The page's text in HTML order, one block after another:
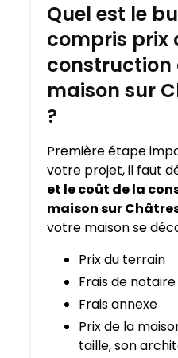
Quel est le
compris prix
construction
maison sur
?
Première étape
votre projet, il faut
et le coût de la
maison sur
votre maison se
Prix du terrain
Frais de notaire
Frais annexe
Prix de la
taille, son